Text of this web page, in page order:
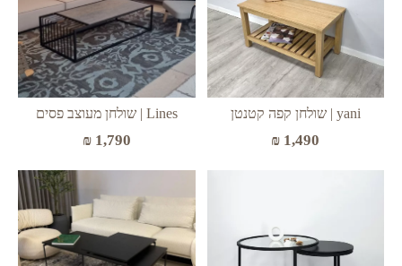
yani | שולחן קפה קטנטן
₪ 1,490
Lines | שולחן מעוצב פסים
₪1,790